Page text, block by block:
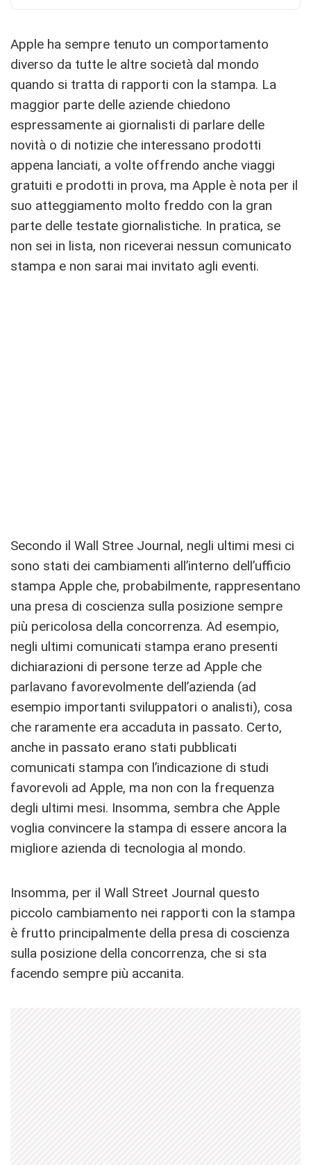
Apple ha sempre tenuto un comportamento
diverso da tutte le altre società dal mondo
quando si tratta di rapporti con la stampa. La
maggior parte delle aziende chiedono
espressamente ai giornalisti di parlare delle
novità o di notizie che interessano prodotti
appena lanciati, a volte offrendo anche viaggi
gratuiti e prodotti in prova, ma Apple è nota per il
suo atteggiamento molto freddo con la gran
parte delle testate giornalistiche. In pratica, se
non sei in lista, non riceverai nessun comunicato
stampa e non sarai mai invitato agli eventi.
Secondo il Wall Stree Journal, negli ultimi mesi ci
sono stati dei cambiamenti all’interno dell’ufficio
stampa Apple che, probabilmente, rappresentano
una presa di coscienza sulla posizione sempre
più pericolosa della concorrenza. Ad esempio,
negli ultimi comunicati stampa erano presenti
dichiarazioni di persone terze ad Apple che
parlavano favorevolmente dell’azienda (ad
esempio importanti sviluppatori o analisti), cosa
che raramente era accaduta in passato. Certo,
anche in passato erano stati pubblicati
comunicati stampa con l’indicazione di studi
favorevoli ad Apple, ma non con la frequenza
degli ultimi mesi. Insomma, sembra che Apple
voglia convincere la stampa di essere ancora la
migliore azienda di tecnologia al mondo.
Insomma, per il Wall Street Journal questo
piccolo cambiamento nei rapporti con la stampa
è frutto principalmente della presa di coscienza
sulla posizione della concorrenza, che si sta
facendo sempre più accanita.